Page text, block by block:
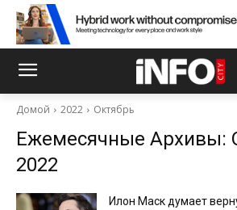
Домой 2022 Октябрь
Ежемесячные Архивы:
2022
Илон Маск думает